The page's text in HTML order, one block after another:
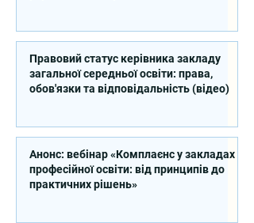
Правовий статус керівника закладу
загальної середньої освіти: права,
обов'язки та відповідальність (відео)
Анонс: вебінар «Комплаєнс у закладах
професійної освіти: від принципів до
практичних рішень»